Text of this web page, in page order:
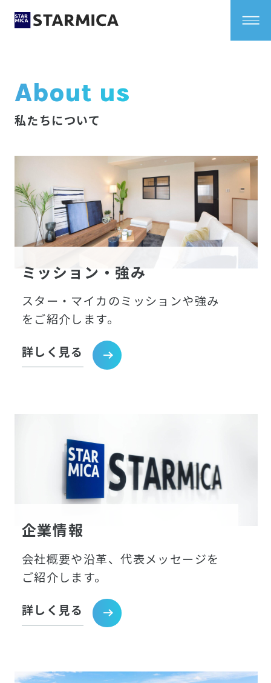
私たちについて
About us
ミッション・強み
スター・マイカのミッションや強み
をご紹介します。
詳しく見る
企業情報
会社概要や沿革、代表メッセージを
ご紹介します。
詳しく見る